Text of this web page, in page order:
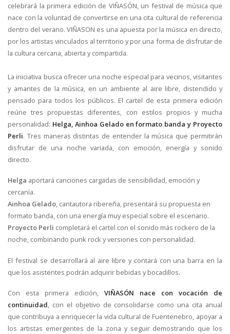
celebrará la primera edición de VIÑASÓN, un festival de música que
nace con la voluntad de convertirse en una cita cultural de referencia
dentro del verano. VIÑASON es una apuesta por la música en directo,
por los artistas vinculados al territorio y por una forma de disfrutar de
la cultura cercana, abierta y compartida.
La iniciativa busca ofrecer una noche especial para vecinos, visitantes
y amantes de la música, en un ambiente al aire libre, distendido y
pensado para todos los públicos. El cartel de esta primera edición
reúne tres propuestas diferentes, con estilos propios y mucha
personalidad: Helga, Ainhoa Gelado en formato banda y Proyecto
Perli. Tres maneras distintas de entender la música que permitirán
disfrutar de una noche variada, con emoción, energía y sonido
directo.
Helga aportará canciones cargadas de sensibilidad, emoción y
cercanía.
Ainhoa Gelado, cantautora ribereña, presentará su propuesta en
formato banda, con una energía muy especial sobre el escenario.
Proyecto Perli completará el cartel con el sonido más rockero de la
noche, combinando punk rock y versiones con personalidad.
El festival se desarrollará al aire libre y contará con una barra en la
que los asistentes podrán adquirir bebidas y bocadillos.
Con esta primera edición, VIÑASÓN nace con vocación de
continuidad, con el objetivo de consolidarse como una cita anual
que contribuya a enriquecer la vida cultural de Fuentenebro, apoyar a
los artistas emergentes de la zona y seguir demostrando que los